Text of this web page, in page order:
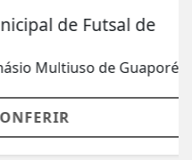
de Futsal de
de Guaporé